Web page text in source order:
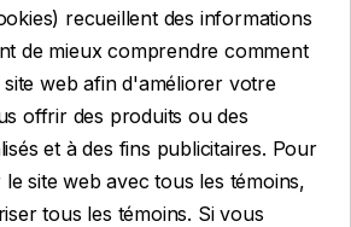
recueillent des informations
de mieux comprendre comment
web afin d'améliorer votre
offrir des produits ou des
et à des fins publicitaires. Pour
site web avec tous les témoins,
tous les témoins. Si vous